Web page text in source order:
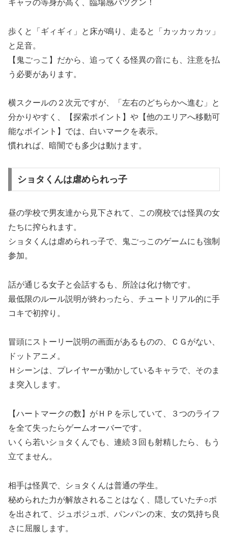
キャラの等身が高く、臨場感バツグン！
歩くと「ギィギィ」と床が鳴り、走ると「カッカッカッ」
と足音。
【鬼ごっこ】だから、追ってくる怪異の音にも、注意を払
う必要があります。
横スクールの２次元ですが、「左右のどちらかへ進む」と
分かりやすく、【探索ポイント】や【他のエリアへ移動可
能なポイント】では、白いマークを表示。
慣れれば、暗闇でも多少は動けます。
ショタくんは虐められっ子
昼の学校で男友達から見下されて、この廃校では怪異の女
たちに搾られます。
ショタくんは虐められっ子で、鬼ごっこのゲームにも強制
参加。
話が通じる女子と会話するも、所詮は化け物です。
最低限のルール説明が終わったら、チュートリアル的に手
コキで初搾り。
冒頭にストーリー説明の画面があるものの、ＣＧがない、
ドットアニメ。
Ｈシーンは、プレイヤーが動かしているキャラで、そのま
ま突入します。
【ハートマークの数】がＨＰを示していて、３つのライフ
を全て失ったらゲームオーバーです。
いくら若いショタくんでも、連続３回も射精したら、もう
立てません。
相手は怪異で、ショタくんは普通の学生。
秘められた力が解放されることはなく、隠していたチ○ポ
を出されて、ジュポジュポ、パンパンの末、女の気持ち良
さに屈服します。